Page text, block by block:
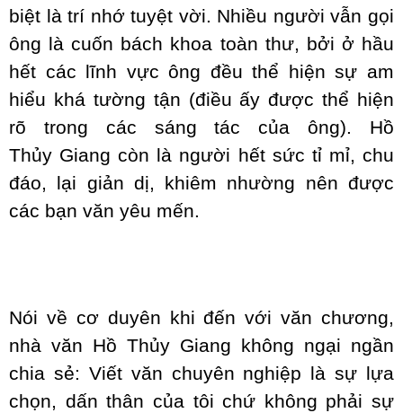
biệt là trí nhớ tuyệt vời. Nhiều người vẫn gọi
ông là cuốn bách khoa toàn thư, bởi ở hầu
hết các lĩnh vực ông đều thể hiện sự am
hiểu khá tường tận (điều ấy được thể hiện
rõ trong các sáng tác của ông). Hồ
Thủy Giang còn là người hết sức tỉ mỉ, chu
đáo, lại giản dị, khiêm nhường nên được
các bạn văn yêu mến.
Nói về cơ duyên khi đến với văn chương,
nhà văn Hồ Thủy Giang không ngại ngần
chia sẻ: Viết văn chuyên nghiệp là sự lựa
chọn, dấn thân của tôi chứ không phải sự